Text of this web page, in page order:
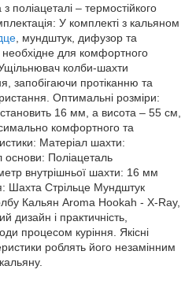
поліацеталі – термостійкого
У комплекті з кальяном
, мундштук, дифузор та
для комфортного
колби-шахти
запобігаючи протіканню та
Оптимальні розміри:
16 мм, а висота – 55 см,
комфортного та
Матеріал шахти:
основи: Поліацеталь
внутрішньої шахти: 16 мм
Шахта Стрільце Мундштук
Кальян Aroma Hookah - X-Ray,
дизайн і практичність,
процесом куріння. Якісні
роблять його незамінним